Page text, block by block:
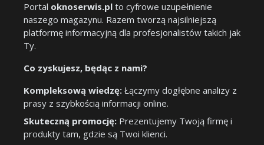
Portal oknoserwis.pl to cyfrowe uzupełnienie
naszego magazynu. Razem tworzą najsilniejszą
platformę informacyjną dla profesjonalistów takich jak
Ty.
Co zyskujesz, będąc z nami?
Kompleksową wiedzę: Łączymy dogłębne analizy z
prasy z szybkością informacji online.
Skuteczną promocję: Prezentujemy Twoją firmę i
produkty tam, gdzie są Twoi klienci.